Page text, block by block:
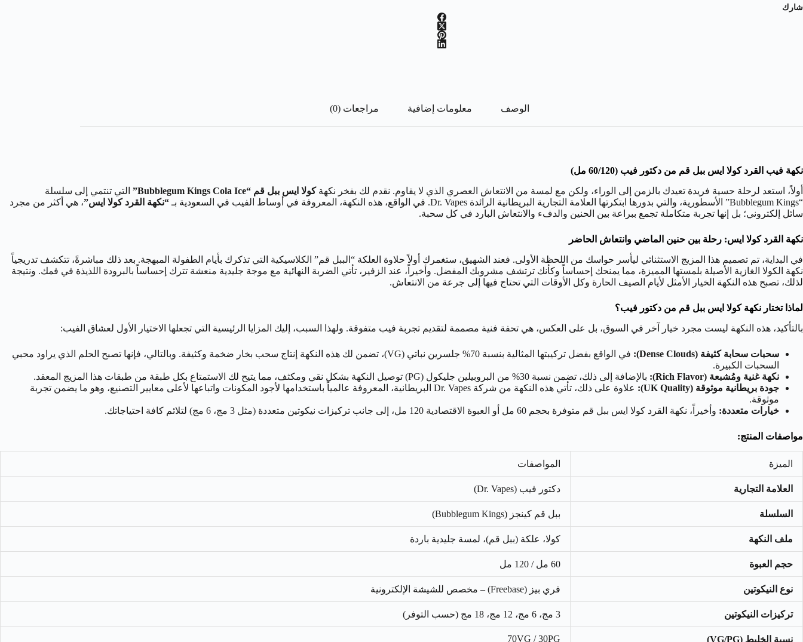
شارك
الوصف معلومات إضافية مراجعات (0)
نكهة فيب القرد كولا ايس ببل قم من دكتور فيب (60/120 مل)
أولاً، استعد لرحلة حسية فريدة تعيدك بالزمن إلى الوراء، ولكن مع لمسة من الانتعاش العصري الذي لا يقاوم. نقدم لك بفخر نكهةكولا ايس ببل قم “Bubblegum Kings Cola Ice”
التي تنتمي إلى سلسلة
“Bubblegum Kings” الأسطورية، والتي بدورها ابتكرتها العلامة التجارية البريطانية الرائدة Dr. Vapes. في الواقع، هذه النكهة، المعروفة في أوساط الفيب في السعودية بـ
“نكهة القرد كولا ايس”، هي أكثر من مجرد
سائل إلكتروني؛ بل إنها تجربة متكاملة تجمع ببراعة بين الحنين والدفء والانتعاش البارد في كل سحبة.
نكهة القرد كولا ايس: رحلة بين حنين الماضي وانتعاش الحاضر
في البداية، تم تصميم هذا المزيج الاستثنائي ليأسر حواسك من اللحظة الأولى. فعند الشهيق، ستغمرك أولاً حلاوة العلكة “الببل قم” الكلاسيكية التي تذكرك بأيام الطفولة المبهجة. بعد ذلك مباشرةً، تتكشف تدريجياً
نكهة الكولا الغازية الأصيلة بلمستها المميزة، مما يمنحك إحساساً وكأنك ترتشف مشروبك المفضل. وأخيراً، عند الزفير، تأتي الضربة النهائية مع موجة جليدية منعشة تترك إحساساً بالبرودة اللذيذة في فمك. ونتيجة
لذلك، تصبح هذه النكهة الخيار الأمثل لأيام الصيف الحارة وكل الأوقات التي تحتاج فيها إلى جرعة من الانتعاش.
لماذا تختار نكهة كولا ايس ببل قم من دكتور فيب؟
بالتأكيد، هذه النكهة ليست مجرد خيار آخر في السوق، بل على العكس، هي تحفة فنية مصممة لتقديم تجربة فيب متفوقة. ولهذا السبب، إليك المزايا الرئيسية التي تجعلها الاختيار الأول لعشاق الفيب:
سحبات سحابة كثيفة (Dense Clouds):
في الواقع بفضل تركيبتها المثالية بنسبة 70% جلسرين نباتي (VG)، تضمن لك هذه النكهة إنتاج سحب بخار ضخمة وكثيفة. وبالتالي، فإنها تصبح الحلم الذي يراود محبي
السحبات الكبيرة.
نكهة غنية ومُشبعة (Rich Flavor):
بالإضافة إلى ذلك، تضمن نسبة 30% من البروبيلين جليكول (PG) توصيل النكهة بشكل نقي ومكثف، مما يتيح لك الاستمتاع بكل طبقة من طبقات هذا المزيج المعقد.
جودة بريطانية موثوقة (UK Quality):
علاوة على ذلك، تأتي هذه النكهة من شركة Dr. Vapes البريطانية، المعروفة عالمياً باستخدامها لأجود المكونات واتباعها لأعلى معايير التصنيع، وهو ما يضمن تجربة
موثوقة.
خيارات متعددة: وأخيراً، نكهة القرد كولا ايس ببل قم متوفرة بحجم 60 مل أو العبوة الاقتصادية 120 مل، إلى جانب تركيزات نيكوتين متعددة (مثل 3 مج، 6 مج) لتلائم كافة احتياجاتك.
مواصفات المنتج:
الميزة المواصفات
العلامة التجارية دكتور فيب (Dr. Vapes)
السلسلة ببل قم كينجز (Bubblegum Kings)
ملف النكهة كولا، علكة (ببل قم)، لمسة جليدية باردة
حجم العبوة 60 مل / 120 مل
نوع النيكوتين فري بيز (Freebase) – مخصص للشيشة الإلكترونية
تركيزات النيكوتين 3 مج، 6 مج، 12 مج، 18 مج (حسب التوفر)
نسبة الخليط (VG/PG) 70VG / 30PG